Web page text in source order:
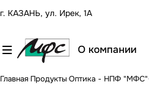
г. КАЗАНЬ, ул. Ирек, 1А
О компании
Главная Продукты Оптика - НПФ "МФС"